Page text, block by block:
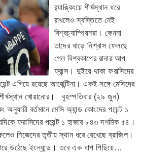
র‍্যাঙ্কিংয়ে শীর্ষস্থান ধরে
রাখলেও স্বস্তিতে নেই
বিশ্বচ্যাম্পিয়নরা। কেননা
তাদের ঘাড়ে নিশ্বাস ফেলছে
গেল বিশ্বকাপের রানার আপ
ফ্রান্স। দুইয়ে থাকা ফরাসিদের
এগিয়ে রয়েছে আর্জেন্টিনা। একই সঙ্গে মেসিদের
খোয়ানোর। বৃহস্পতিবার (২৯ জুন)
অনুযায়ী বর্তমানে মেসি অ্যান্ড কোংদের পয়েন্ট ১
ফরাসিদের পয়েন্ট ১ হাজার ৮৪৩ দশমিক ৫৪।
নিজেদের তৃতীয় স্থান ধরে রেখেছে ব্রাজিল।
উঠেছে ইংল্যান্ড। তবে এক ধাপ পিছিয়ে…